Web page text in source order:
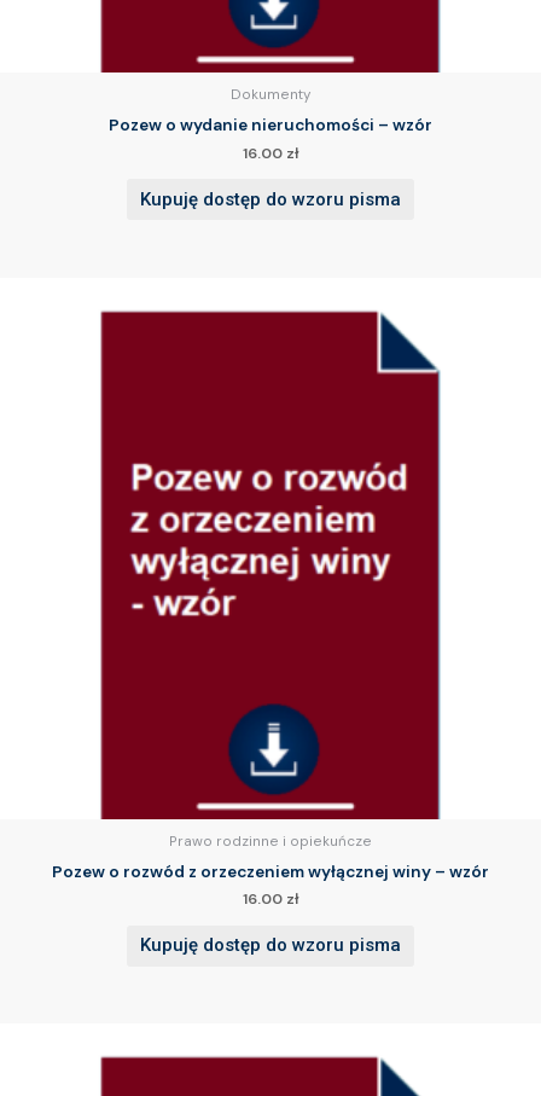
Dokumenty
Pozew o wydanie nieruchomości – wzór
16.00 zł
Kupuję dostęp do wzoru pisma
Prawo rodzinne i opiekuńcze
Pozew o rozwód z orzeczeniem wyłącznej winy – wzór
16.00 zł
Kupuję dostęp do wzoru pisma